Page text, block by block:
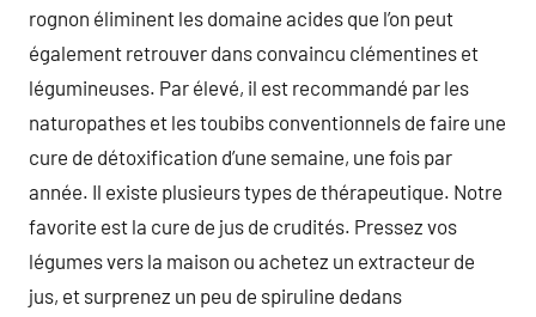
rognon éliminent les domaine acides que l’on peut
également retrouver dans convaincu clémentines et
légumineuses. Par élevé, il est recommandé par les
naturopathes et les toubibs conventionnels de faire une
cure de détoxification d’une semaine, une fois par
année. Il existe plusieurs types de thérapeutique. Notre
favorite est la cure de jus de crudités. Pressez vos
légumes vers la maison ou achetez un extracteur de
jus, et surprenez un peu de spiruline dedans